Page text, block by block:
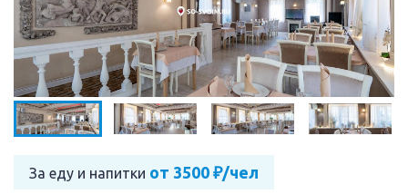
За еду и напитки от 3500 ₽/чел